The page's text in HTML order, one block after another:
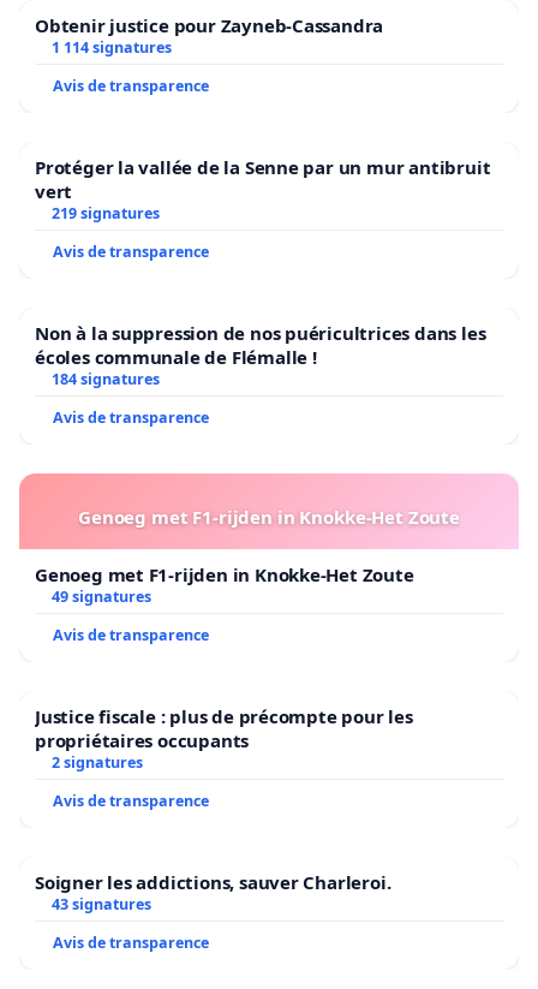
Attention : n'oubliez pas de confirmer votre
signature
Voici un lien vers la pétition en néerlandais :
https://www.petities24.com/
Obtenir justice pour Zayneb-Cassandra
1 114 signatures
Avis de transparence
Protéger la vallée de la Senne par un mur antibruit
vert
219 signatures
Avis de transparence
Non à la suppression de nos puéricultrices dans les
écoles communale de Flémalle !
184 signatures
Avis de transparence
Genoeg met F1-rijden in Knokke-Het Zoute
Genoeg met F1-rijden in Knokke-Het Zoute
49 signatures
Avis de transparence
Justice fiscale : plus de précompte pour les
propriétaires occupants
2 signatures
Avis de transparence
Soigner les addictions, sauver Charleroi.
43 signatures
Avis de transparence